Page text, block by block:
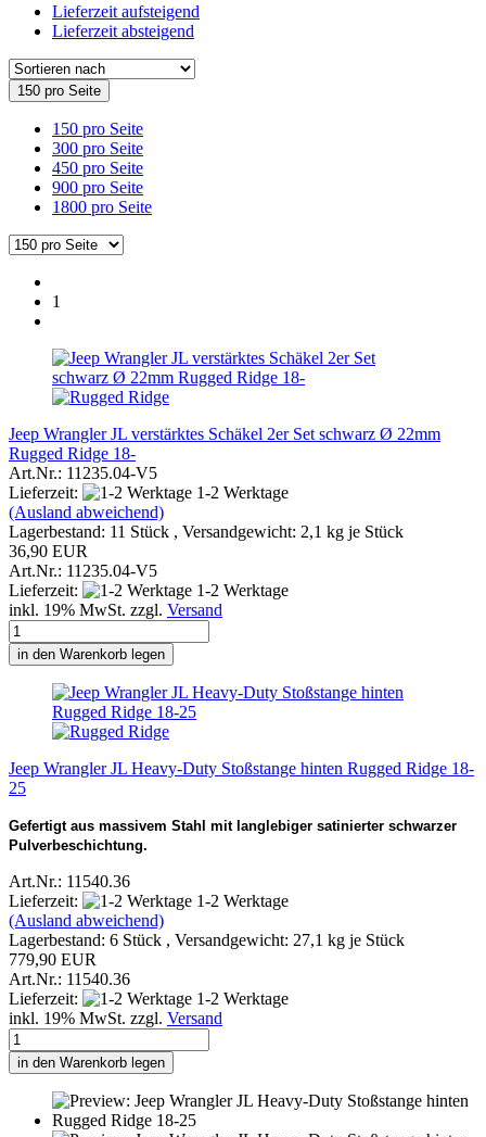
Lieferzeit aufsteigend
Lieferzeit absteigend
150 pro Seite
150 pro Seite
300 pro Seite
450 pro Seite
900 pro Seite
1800 pro Seite
1
Jeep Wrangler JL verstärktes Schäkel 2er Set schwarz Ø 22mm
Rugged Ridge 18-
Art.Nr.: 11235.04-V5
Lieferzeit:
1-2 Werktage
(Ausland abweichend)
Lagerbestand: 11 Stück , Versandgewicht: 2,1 kg je Stück
36,90 EUR
Art.Nr.: 11235.04-V5
Lieferzeit:
1-2 Werktage
inkl. 19% MwSt. zzgl. Versand
in den Warenkorb legen
Jeep Wrangler JL Heavy-Duty Stoßstange hinten Rugged Ridge 18-
25
Gefertigt aus massivem Stahl mit langlebiger satinierter schwarzer
Pulverbeschichtung.
Art.Nr.: 11540.36
Lieferzeit:
1-2 Werktage
(Ausland abweichend)
Lagerbestand: 6 Stück , Versandgewicht: 27,1 kg je Stück
779,90 EUR
Art.Nr.: 11540.36
Lieferzeit:
1-2 Werktage
inkl. 19% MwSt. zzgl. Versand
in den Warenkorb legen